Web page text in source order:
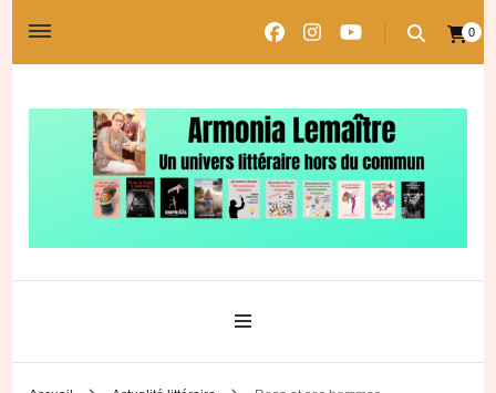
0
Les univers d'Armonia
Un univers littéraire hors du commun